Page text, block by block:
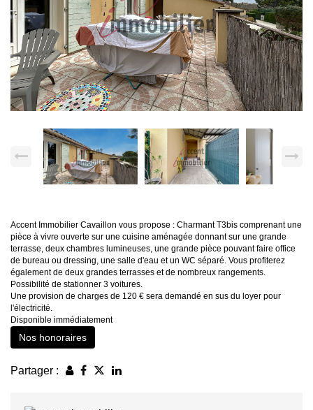
Accent Immobilier Cavaillon vous propose : Charmant T3bis comprenant une
pièce à vivre ouverte sur une cuisine aménagée donnant sur une grande
terrasse, deux chambres lumineuses, une grande pièce pouvant faire office
de bureau ou dressing, une salle d'eau et un WC séparé. Vous profiterez
également de deux grandes terrasses et de nombreux rangements.
Possibilité de stationner 3 voitures.
Une provision de charges de 120 € sera demandé en sus du loyer pour
l'électricité.
Disponible immédiatement
Nos honoraires
Partager :